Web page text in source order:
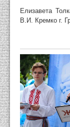
Елизавета
В.И. Кремко г.